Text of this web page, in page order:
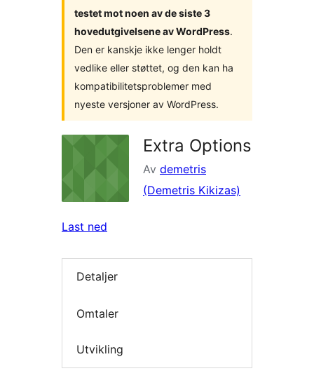
testet mot noen av de siste 3
hovedutgivelsene av WordPress.
Den er kanskje ikke lenger holdt
vedlike eller støttet, og den kan ha
kompatibilitetsproblemer med
nyeste versjoner av WordPress.
Extra Options
Av demetris
(Demetris Kikizas)
Last ned
Detaljer
Omtaler
Utvikling